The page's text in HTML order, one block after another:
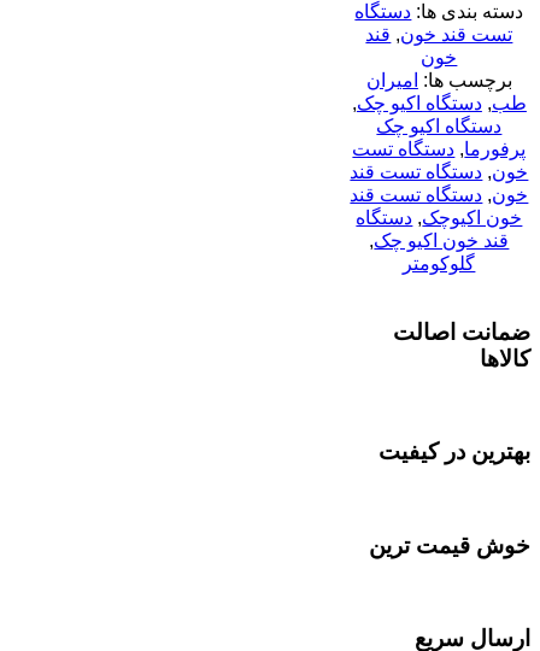
دسته بندی ها: دستگاه
تست قند خون, قند
خون
برچسب ها: امیران
طب,دستگاه اکیو چک,
دستگاه اکیو چک
پرفورما, دستگاه تست
خون, دستگاه تست قند
خون, دستگاه تست قند
خون اکیوچک, دستگاه
قند خون اکیو چک,
گلوکومتر
ضمانت اصالت
کالاها
بهترین در کیفیت
خوش قیمت ترین
ارسال سریع